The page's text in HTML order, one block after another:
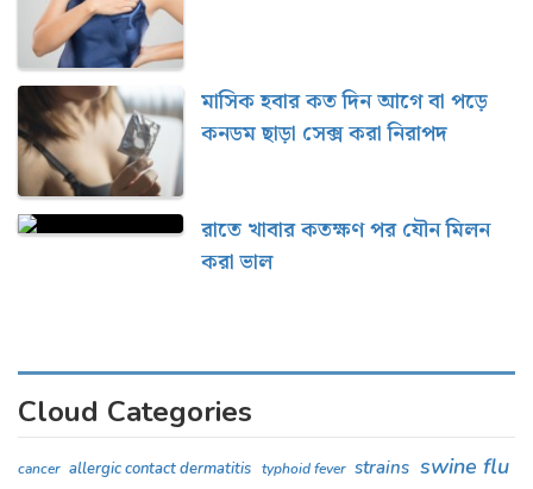
মাসিক হবার কত দিন আগে বা পড়ে
কনডম ছাড়া সেক্স করা নিরাপদ
রাতে খাবার কতক্ষণ পর যৌন মিলন
করা ভাল
Cloud Categories
cancer allergic contact dermatitis typhoid fever strains swine flu